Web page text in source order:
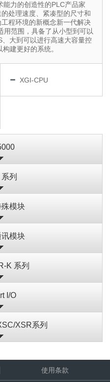
能力的创造性的PLC产品家
处理速度、紧凑型的尺寸和
程环境的新概念新一代解决
用范围，具备了从小型到可以
大到可以进行高速大容量控
建更好的系统。
XGI-CPU
列
模块
模块
K 系列
I/O
XSR系列
使用条款